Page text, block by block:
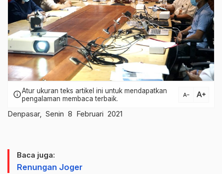
infoAtur ukuran teks artikel ini untuk mendapatkan
pengalaman membaca terbaik.
text_decrease text_increase
Denpasar, Senin 8 Februari 2021
Baca juga:
Renungan Joger